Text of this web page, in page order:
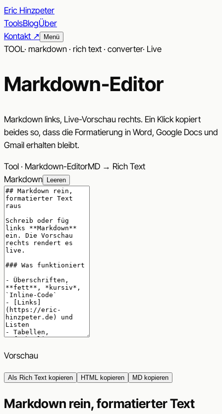
Eric Hinzpeter
ToolsBlogÜber
Kontakt ↗︎
Menü
TOOL· markdown · rich text · converter· Live
Markdown-Editor
Markdown links, Live-Vorschau rechts. Ein Klick kopiert
beides so, dass die Formatierung in Word, Google Docs und
Gmail erhalten bleibt.
Tool · Markdown-EditorMD → Rich Text
Markdown Leeren
Vorschau
Als Rich Text kopieren HTML kopieren MD kopieren
Markdown rein, formatierter Text